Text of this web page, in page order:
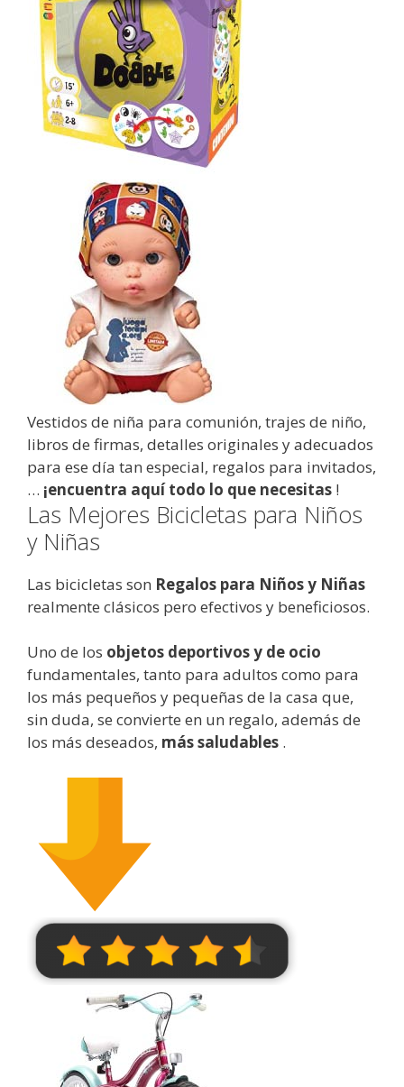
Vestidos de niña para comunión, trajes de niño,
libros de firmas, detalles originales y adecuados
para ese día tan especial, regalos para invitados,
… ¡encuentra aquí todo lo que necesitas !
Las Mejores Bicicletas para Niños
y Niñas
Las bicicletas son Regalos para Niños y Niñas
realmente clásicos pero efectivos y beneficiosos.
Uno de los objetos deportivos y de ocio
fundamentales, tanto para adultos como para
los más pequeños y pequeñas de la casa que,
sin duda, se convierte en un regalo, además de
los más deseados, más saludables .